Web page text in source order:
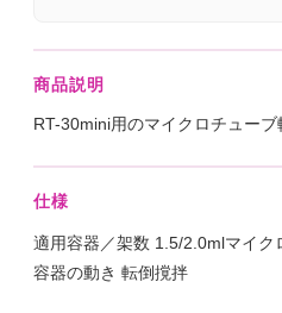
商品説明
RT-30mini用のマイクロチューブ
仕様
適用容器／架数 1.5/2.0mlマイク
容器の動き 転倒撹拌